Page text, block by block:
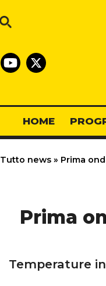
HOME
Tutto news » Prima
Prima
Temperature